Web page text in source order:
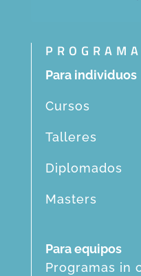
Para individuos
Cursos
Talleres
Diplomados
Masters
Para equipos
Programas in